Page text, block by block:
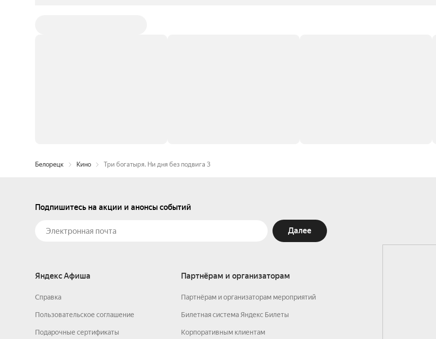
Белорецк Кино Три богатыря. Ни дня без подвига 3
Подпишитесь на акции и анонсы событий
Далее
Яндекс Афиша
Справка
Пользовательское соглашение
Подарочные сертификаты
Партнёрам и организаторам
Партнёрам и организаторам мероприятий
Билетная система Яндекс Билеты
Корпоративным клиентам